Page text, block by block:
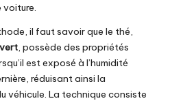
il faut savoir que le thé,
, possède des propriétés
est exposé à l’humidité
réduisant ainsi la
véhicule. La technique consiste